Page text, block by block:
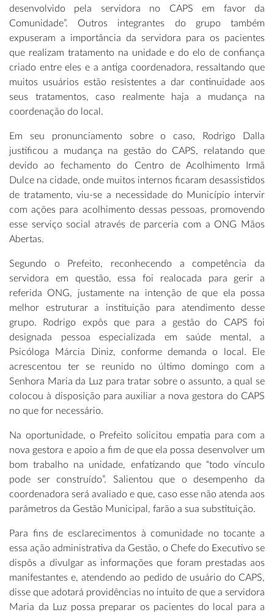
desenvolvido pela servidora no CAPS em favor da
Comunidade”. Outros integrantes do grupo também
expuseram a importância da servidora para os pacientes
que realizam tratamento na unidade e do elo de confiança
criado entre eles e a antiga coordenadora, ressaltando que
muitos usuários estão resistentes a dar continuidade aos
seus tratamentos, caso realmente haja a mudança na
coordenação do local.
Em seu pronunciamento sobre o caso, Rodrigo Dalla
justificou a mudança na gestão do CAPS, relatando que
devido ao fechamento do Centro de Acolhimento Irmã
Dulce na cidade, onde muitos internos ficaram desassistidos
de tratamento, viu-se a necessidade do Município intervir
com ações para acolhimento dessas pessoas, promovendo
esse serviço social através de parceria com a ONG Mãos
Abertas.
Segundo o Prefeito, reconhecendo a competência da
servidora em questão, essa foi realocada para gerir a
referida ONG, justamente na intenção de que ela possa
melhor estruturar a instituição para atendimento desse
grupo. Rodrigo expôs que para a gestão do CAPS foi
designada pessoa especializada em saúde mental, a
Psicóloga Márcia Diniz, conforme demanda o local. Ele
acrescentou ter se reunido no último domingo com a
Senhora Maria da Luz para tratar sobre o assunto, a qual se
colocou à disposição para auxiliar a nova gestora do CAPS
no que for necessário.
Na oportunidade, o Prefeito solicitou empatia para com a
nova gestora e apoio a fim de que ela possa desenvolver um
bom trabalho na unidade, enfatizando que “todo vínculo
pode ser construído”. Salientou que o desempenho da
coordenadora será avaliado e que, caso esse não atenda aos
parâmetros da Gestão Municipal, farão a sua substituição.
Para fins de esclarecimentos à comunidade no tocante a
essa ação administrativa da Gestão, o Chefe do Executivo se
dispôs a divulgar as informações que foram prestadas aos
manifestantes e, atendendo ao pedido de usuário do CAPS,
disse que adotará providências no intuito de que a servidora
Maria da Luz possa preparar os pacientes do local para a